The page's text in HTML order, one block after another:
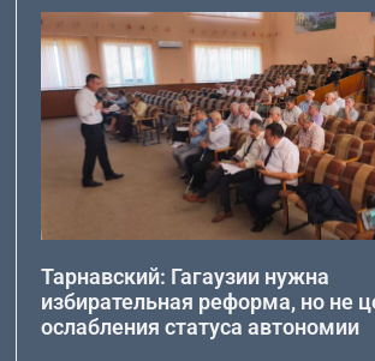
Тарнавский: Гагаузии нужна
избирательная реформа, но не
ослабления статуса автономии